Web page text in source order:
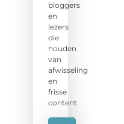
bloggers
en
lezers
die
houden
van
afwisseling
en
frisse
content.